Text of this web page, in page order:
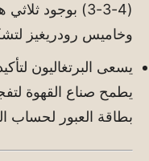
(4-3-3) بوجود
وخاميس رودريغيز
يسعى البرتغاليون
يطمح صناع القهوة
بطاقة العبور لحساب